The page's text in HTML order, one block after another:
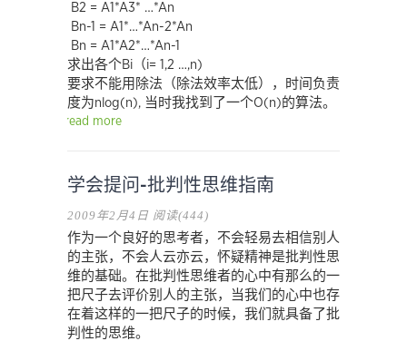
B2 = A1*A3* …*An
Bn-1 = A1*…*An-2*An
Bn = A1*A2*…*An-1
求出各个Bi（i= 1,2 …,n)
要求不能用除法（除法效率太低），时间负责
度为nlog(n), 当时我找到了一个O(n)的算法。
read more
学会提问-批判性思维指南
2009年2月4日 阅读(444)
作为一个良好的思考者，不会轻易去相信别人
的主张，不会人云亦云，怀疑精神是批判性思
维的基础。在批判性思维者的心中有那么的一
把尺子去评价别人的主张，当我们的心中也存
在着这样的一把尺子的时候，我们就具备了批
判性的思维。